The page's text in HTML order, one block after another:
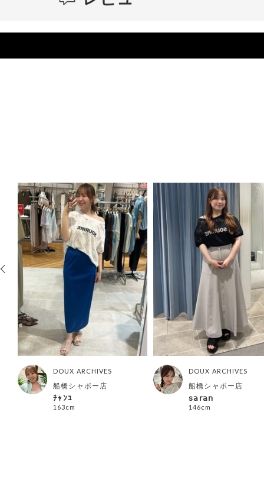
DOUX ARCHIVES
船橋シャポー店
ﾁｬﾝﾕ
163cm
DOUX ARCHIVES
船橋シャポー店
𝗌𝖺𝗋𝖺𝗇
146cm